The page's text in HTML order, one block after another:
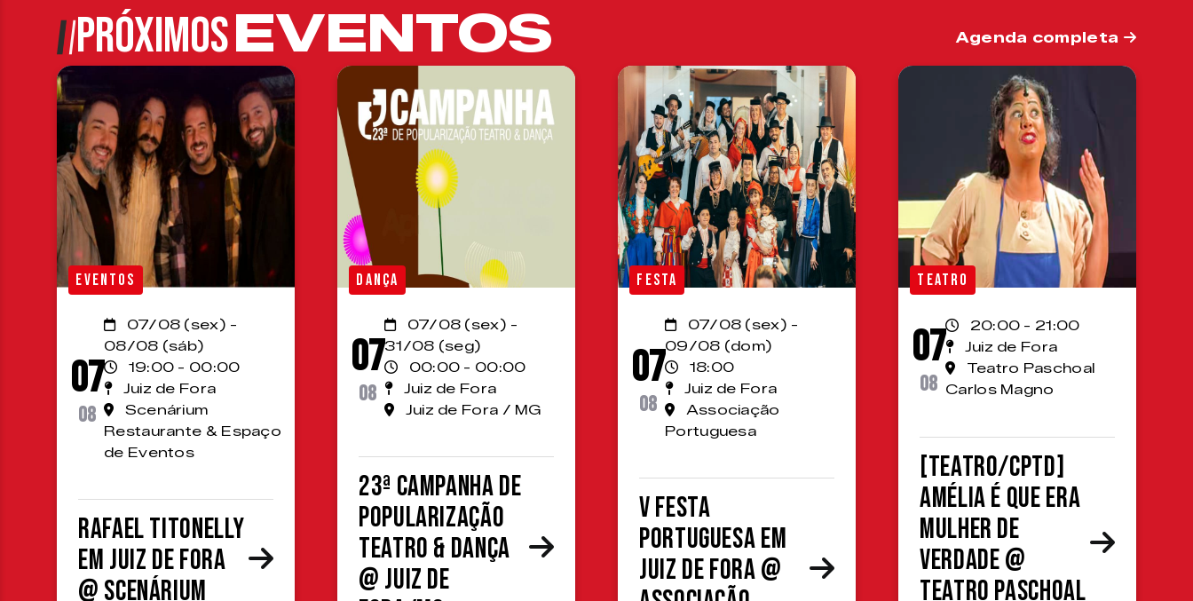
PRÓXIMOSEVENTOS Agenda completa
EVENTOS
07
08
07/08 (sex) -
08/08 (sáb)
19:00 - 00:00
Juiz de Fora
Scenárium
Restaurante & Espaço
de Eventos
Rafael Titonelly
em Juiz de Fora
@ Scenárium
DANÇA
07
08
07/08 (sex) -
31/08 (seg)
00:00 - 00:00
Juiz de Fora
Juiz de Fora / MG
23ª Campanha de
Popularização
Teatro & Dança
@ Juiz de
FESTA
07
08
07/08 (sex) -
09/08 (dom)
18:00
Juiz de Fora
Associação
Portuguesa
V Festa
Portuguesa em
Juiz de Fora @
TEATRO
07
08
20:00 - 21:00
Juiz de Fora
Teatro Paschoal
Carlos Magno
[TEATRO/CPTD]
Amélia é que era
mulher de
verdade @
Teatro Paschoal